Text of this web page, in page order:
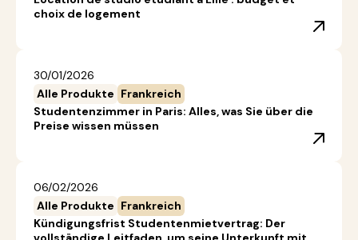
choix de logement
30/01/2026
Alle Produkte Frankreich
Studentenzimmer in Paris: Alles, was Sie über die
Preise wissen müssen
06/02/2026
Alle Produkte Frankreich
Kündigungsfrist Studentenmietvertrag: Der